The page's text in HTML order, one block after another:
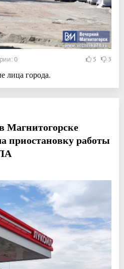
0 5 3
лица города.
Магнитогорске
приостановку работы